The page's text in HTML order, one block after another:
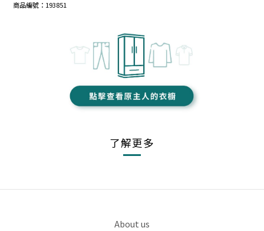
商品編號：193851
了解更多
About us